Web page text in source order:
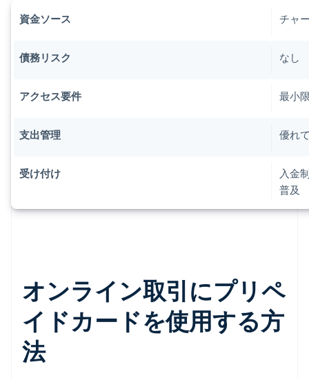
資金ソース チャ
債務リスク なし
アクセス要件 最小
支出管理 優れ
受け付け
入金
普及
オンライン取引にプリペ
イドカードを使用する方
法